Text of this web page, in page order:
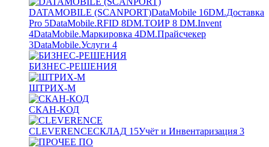
DATAMOBILE (SCANPORT)DataMobile 16DM.Доставка
Pro 5DataMobile.RFID 8DM.ТОИР 8 DM.Invent
4DataMobile.Маркировка 4DM.Прайсчекер
3DataMobile.Услуги 4
БИЗНЕС-РЕШЕНИЯ
ШТРИХ-М
СКАН-КОД
CLEVERENCEСКЛАД 15Учёт и Инвентаризация 3